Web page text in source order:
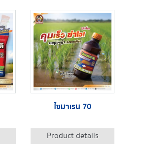
ไซมาเรน 70
Product details